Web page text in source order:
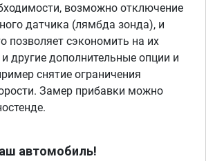
возможно отключение
датчика (лямбда зонда), и
позволяет сэкономить на их
другие дополнительные опции и
снятие ограничения
Замер прибавки можно
автомобиль!